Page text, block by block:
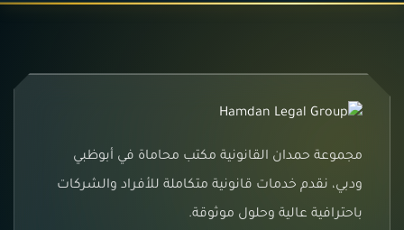
مجموعة حمدان القانونية مكتب محاماة في أبوظبي
ودبي، نقدم خدمات قانونية متكاملة للأفراد والشركات
باحترافية عالية وحلول موثوقة.